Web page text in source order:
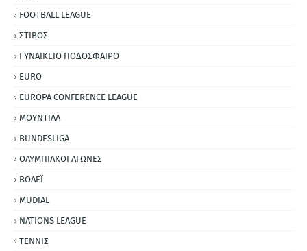
FOOTBALL LEAGUE
ΣΤΙΒΟΣ
ΓΥΝΑΙΚΕΙΟ ΠΟΔΟΣΦΑΙΡΟ
EURO
EUROPA CONFERENCE LEAGUE
ΜΟΥΝΤΙΑΛ
BUNDESLIGA
ΟΛΥΜΠΙΑΚΟΙ ΑΓΩΝΕΣ
ΒΟΛΕΪ
MUDIAL
NATIONS LEAGUE
ΤΕΝΝΙΣ